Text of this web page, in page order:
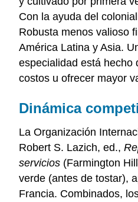
Con la ayuda del
Robusta menos valioso
América Latina y Asia.
especialidad está hecho
costos u ofrecer mayor
Dinámica
La Organización
Robert S. Lazich, ed.,
servicios (Farmington
verde (antes de tostar),
Francia. Combinados,